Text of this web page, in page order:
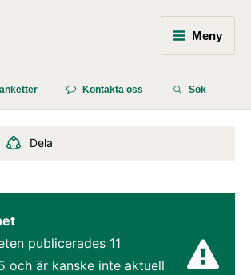
Meny
Kontakta oss Sök
Dela
publicerades 11
och är kanske inte aktuell